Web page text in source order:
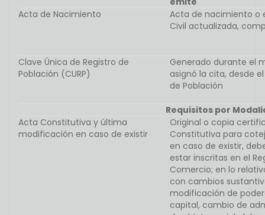
Acta de Nacimiento
Acta de nacimiento o
Civil actualizada,
Clave Única de Registro de
Población (CURP)
Generado durante el
asignó la cita, desde
de Población
Requisitos por
Acta Constitutiva y última
modificación en caso de existir
Original o copia
Constitutiva para
en caso de existir,
estar inscritas en el
Comercio; en lo
con cambios
modificación de
capital, cambio de